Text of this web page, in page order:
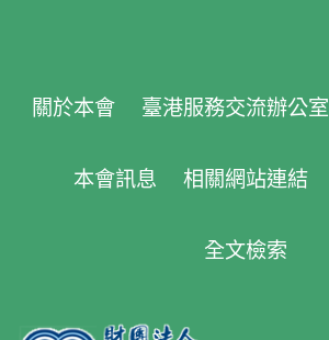
關於本會 臺港服務交流辦公室
本會訊息 相關網站連結
全文檢索